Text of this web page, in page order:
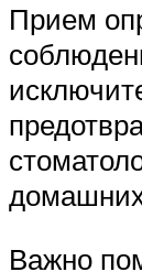
Прием
Важно